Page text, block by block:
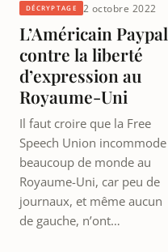
DÉCRYPTAGE 2 octobre 2022
L’Américain Paypal
contre la liberté
d’expression au
Royaume-Uni
Il faut croire que la Free
Speech Union incommode
beaucoup de monde au
Royaume-Uni, car peu de
journaux, et même aucun
de gauche, n’ont…